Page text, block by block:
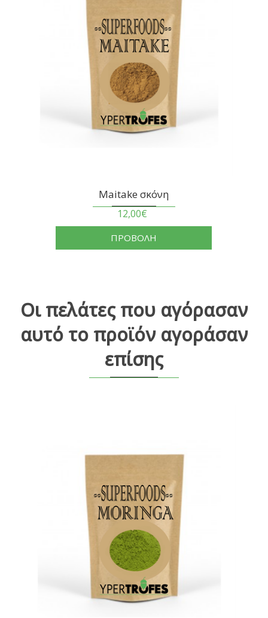
Maitake σκόνη
12,00€
ΠΡΟΒΟΛΗ
Οι πελάτες που αγόρασαν
αυτό το προϊόν αγοράσαν
επίσης